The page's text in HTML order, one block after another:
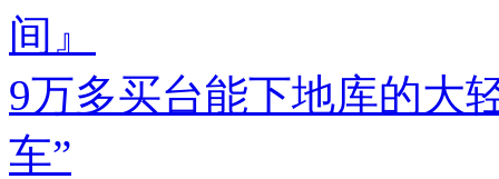
间』
9万多买台能下地库的大
车”